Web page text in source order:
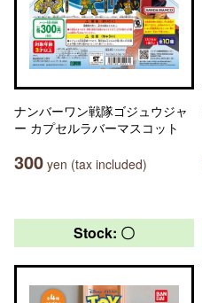
ナンバーワン戦隊ゴジュウジャ
ー カプセルラバーマスコット
300 yen (tax included)
Stock: 〇